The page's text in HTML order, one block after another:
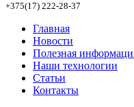
+375(17) 222-28-37
Главная
Новости
Полезная
Наши технологии
Статьи
Контакты